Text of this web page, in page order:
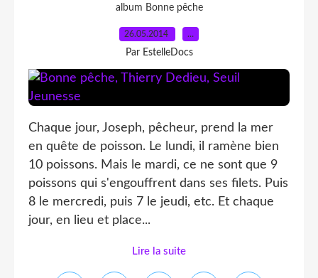
album Bonne pêche
26.05.2014 …
Par EstelleDocs
Chaque jour, Joseph, pêcheur, prend la mer
en quête de poisson. Le lundi, il ramène bien
10 poissons. Mais le mardi, ce ne sont que 9
poissons qui s'engouffrent dans ses filets. Puis
8 le mercredi, puis 7 le jeudi, etc. Et chaque
jour, en lieu et place...
Lire la suite